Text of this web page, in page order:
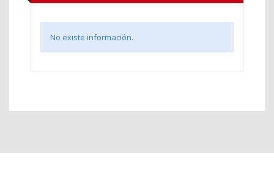
No existe información.